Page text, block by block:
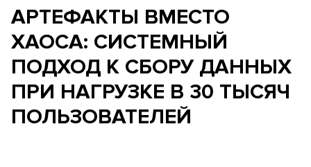
АРТЕФАКТЫ ВМЕСТО
ХАОСА: СИСТЕМНЫЙ
ПОДХОД К СБОРУ ДАННЫХ
ПРИ НАГРУЗКЕ В 30 ТЫСЯЧ
ПОЛЬЗОВАТЕЛЕЙ